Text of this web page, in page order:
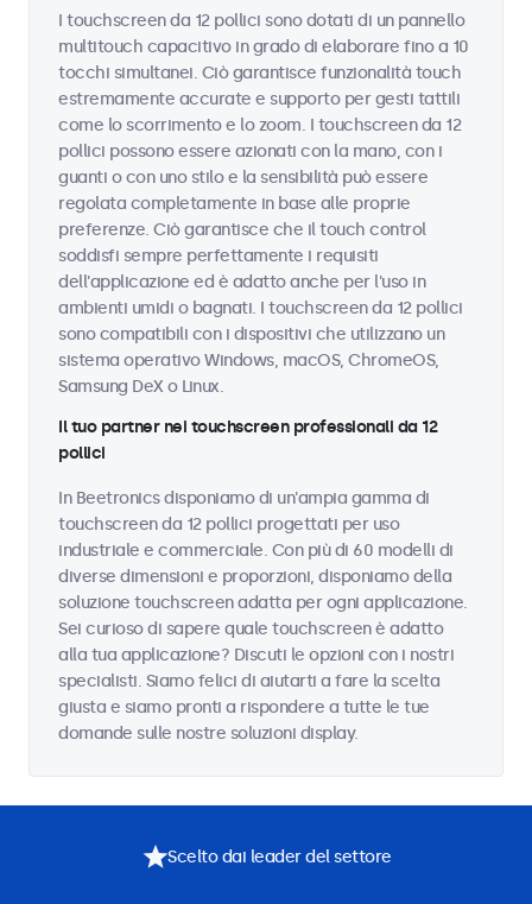
I touchscreen da 12 pollici sono dotati di un pannello
multitouch capacitivo in grado di elaborare fino a 10
tocchi simultanei. Ciò garantisce funzionalità touch
estremamente accurate e supporto per gesti tattili
come lo scorrimento e lo zoom. I touchscreen da 12
pollici possono essere azionati con la mano, con i
guanti o con uno stilo e la sensibilità può essere
regolata completamente in base alle proprie
preferenze. Ciò garantisce che il touch control
soddisfi sempre perfettamente i requisiti
dell'applicazione ed è adatto anche per l'uso in
ambienti umidi o bagnati. I touchscreen da 12 pollici
sono compatibili con i dispositivi che utilizzano un
sistema operativo Windows, macOS, ChromeOS,
Samsung DeX o Linux.
Il tuo partner nei touchscreen professionali da 12
pollici
In Beetronics disponiamo di un'ampia gamma di
touchscreen da 12 pollici progettati per uso
industriale e commerciale. Con più di 60 modelli di
diverse dimensioni e proporzioni, disponiamo della
soluzione touchscreen adatta per ogni applicazione.
Sei curioso di sapere quale touchscreen è adatto
alla tua applicazione? Discuti le opzioni con i nostri
specialisti. Siamo felici di aiutarti a fare la scelta
giusta e siamo pronti a rispondere a tutte le tue
domande sulle nostre soluzioni display.
Scelto dai leader del settore